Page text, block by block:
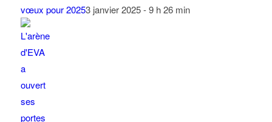
vœux pour 20253 janvier 2025 - 9 h 26 min